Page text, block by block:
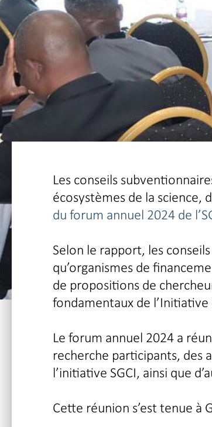
Les conseils
écosystèmes de la science,
du forum annuel 2024 de
Selon le rapport, les
qu’organismes de
de propositions de
fondamentaux de l’Initiative
Le forum annuel 2024 a
recherche participants, des
l’initiative SGCI, ainsi que
Cette réunion s’est tenue à